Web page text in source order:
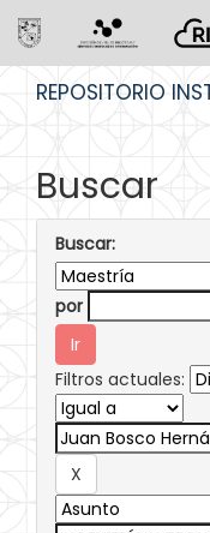
REPOSITORIO
Buscar
Buscar:
por
Filtros actuales: